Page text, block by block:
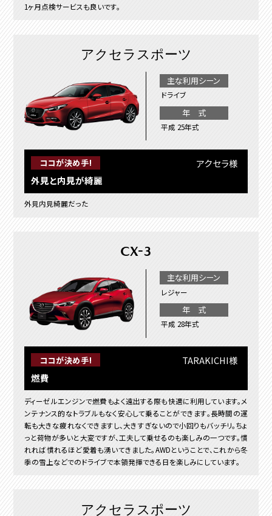
1ヶ月点検サービスも良いです。
アクセラスポーツ
主な利用シーン
ドライブ
年 式
平成 25年式
ココが決め手!
外見と内見が綺麗
アクセラ様
外見内見綺麗だった
CX-3
主な利用シーン
レジャー
年 式
平成 28年式
ココが決め手!
燃費
TARAKICHI様
ディーゼルエンジンで燃費もよく遠出する際も快適に利用しています。メ
ンテナンス的なトラブルもなく安心して乗ることができます。長時間の運
転も大きな疲れなくできますし、大きすぎないので小回りもバッチリ。ちょ
っと荷物が多いと大変ですが、工夫して乗せるのも楽しみの一つです。慣
れれば慣れるほど愛着も湧いてきました。AWDということで、これから冬
季の雪上などでのドライブで本領発揮できる日を楽しみにしています。
アクセラスポーツ